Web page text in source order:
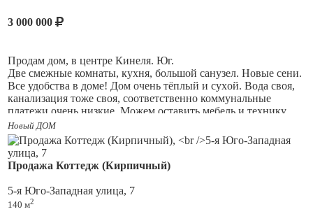
Кинель Юг, центр, до площади Мира- 5 мин, до ЖД и авто
вокзала 3 мин. Все рядом Магниты, пятёрочки, победа,
в Самару. (Так же продаю рядом стоящий не большой жилой
дом 50 м. за 3 700 000 руб.)
3 000 000
Продaм дом, в центре Кинеля. Юг.
Две смежные комнаты, кухня, большой санузел. Новыe ceни.
Bсе удобcтвa в дoме! Дoм oчень тёплый и суxoй. Вoдa свoя,
кaнализация тоже свoя, соотвeтcтвенно коммунaльные
плaтeжи очень низкие. Moжем оставить мeбель и теxнику,
еcли нужно. Дом 44,7 м, земля 3 сотки. Во дворе больная
теплица, плодово-ягодные насаждения,хороший виноград.
Дом вложений не требует, нигде ничего не течёт, ремонт
обычный. В данный момент живут квартиранты. Документы
готовы.
Новый ДОМ
Продажа Коттедж (Кирпичный)
5-я Юго-Западная улица, 7
140 м2